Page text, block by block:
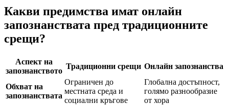
Какви предимства имат онлайн
запознанствата пред традиционните
срещи?
Аспект на
запознанството
Традиционни срещи Онлайн запознанства
Обхват на
запознанствата
Ограничен до
местната среда и
социални кръгове
Глобална достъпност,
голямо разнообразие
от хора